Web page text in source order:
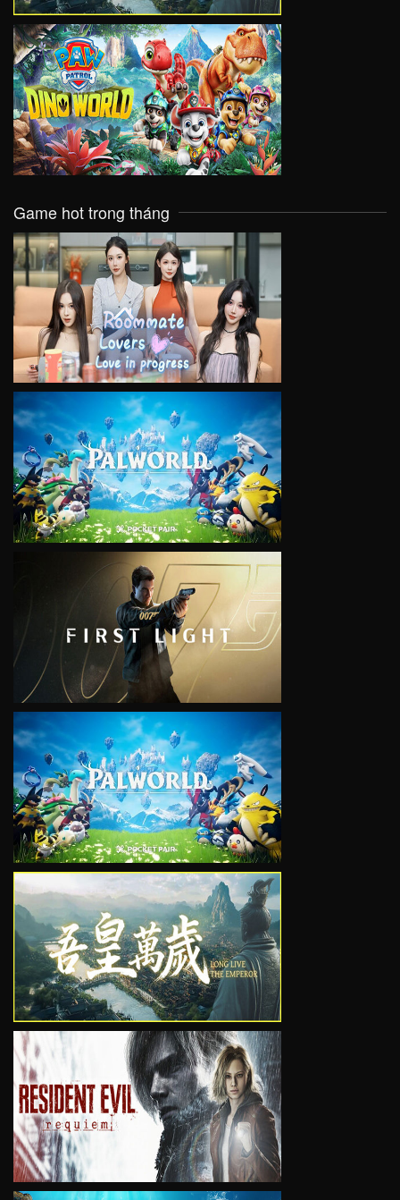
VIEW
Game hot trong tháng
VIEW
VIEW
VIEW
VIEW
VIEW
VIEW